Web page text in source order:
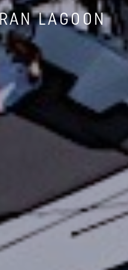
LAGOON